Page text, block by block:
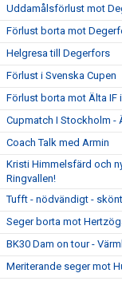
Uddamålsförlust mot
Förlust borta mot
Helgresa till Degerfors
Förlust i Svenska Cupen
Förlust borta mot Älta IF
Cupmatch I Stockholm -
Coach Talk med Armin
Kristi Himmelsfärd och
Ringvallen!
Tufft - nödvändigt -
Seger borta mot
BK30 Dam on tour -
Meriterande seger mot